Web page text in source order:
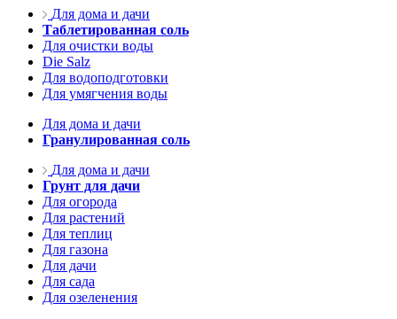
Для дома и дачи
Таблетированная соль
Для очистки воды
Die Salz
Для водоподготовки
Для умягчения воды
Для дома и дачи
Гранулированная соль
Для дома и дачи
Грунт для дачи
Для огорода
Для растений
Для теплиц
Для газона
Для дачи
Для сада
Для озеленения